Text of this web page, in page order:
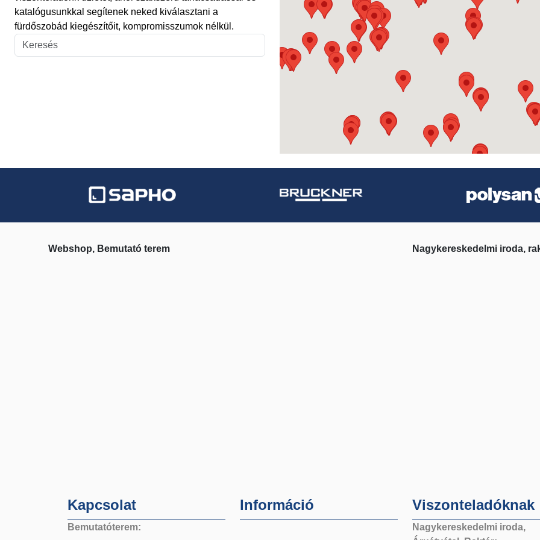
katalógusunkkal segítenek neked kiválasztani a
fürdőszobád kiegészítőit, kompromisszumok nélkül.
Webshop, Bemutató terem Nagykereskedelmi iroda,
Kapcsolat
Bemutatóterem:
Információ Viszonteladóknak
Nagykereskedelmi iroda,